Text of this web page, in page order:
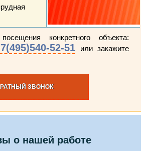
конкретного объекта:
52-51 или закажите
ЗВОНОК
о нашей работе